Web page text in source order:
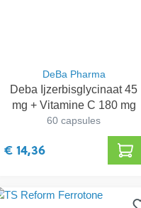
DeBa Pharma
Deba Ijzerbisglycinaat 45
mg + Vitamine C 180 mg
60 capsules
€ 14,36